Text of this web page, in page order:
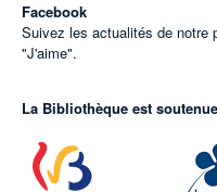
Facebook
Suivez les actualités de notre
"J'aime".
La Bibliothèque est